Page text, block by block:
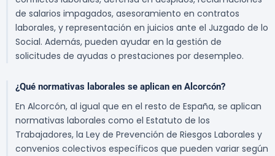
de salarios impagados, asesoramiento en contratos
laborales, y representación en juicios ante el Juzgado de lo
Social. Además, pueden ayudar en la gestión de
solicitudes de ayudas o prestaciones por desempleo.
¿Qué normativas laborales se aplican en Alcorcón?
En Alcorcón, al igual que en el resto de España, se aplican
normativas laborales como el Estatuto de los
Trabajadores, la Ley de Prevención de Riesgos Laborales y
convenios colectivos específicos que pueden variar según